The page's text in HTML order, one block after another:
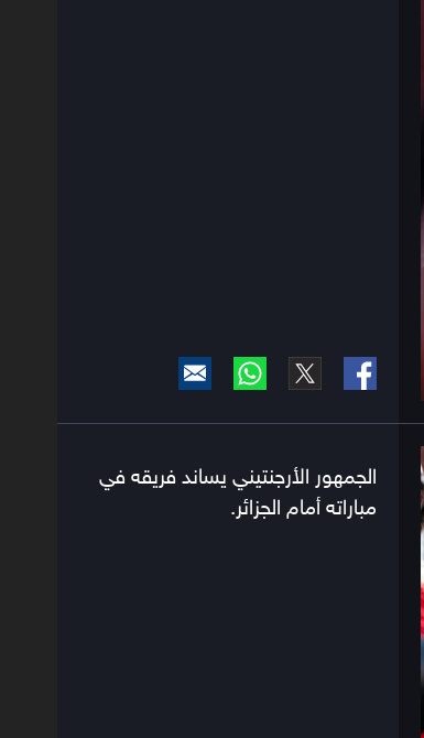
الجمهور الأرجنتيني يساند فريقه في
مباراته أمام الجزائر.